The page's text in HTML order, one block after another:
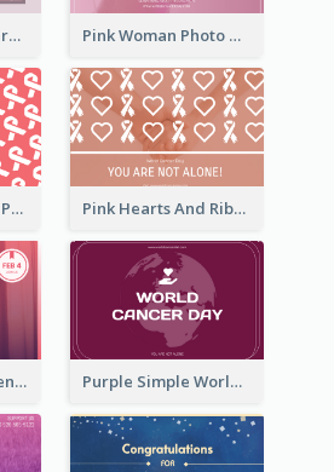
Sweet Valentine Greeting Card Design Ideas Pink Woman Photo World Cancer Day Greeting Card
Pink White Ribbon Patterns World Cancer Day Greeting Card Pink Hearts And Ribbon Patterns World Cancer Day Greeting Card
Purple Pink Gradient World Cancer Day Greeting Card Purple Simple World Cancer Day Greeting Card